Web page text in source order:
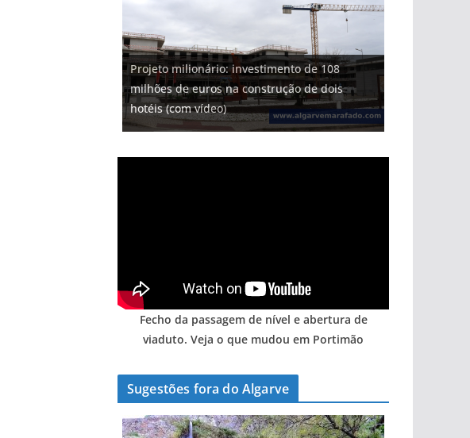
Projeto milionário: investimento de 108
milhões de euros na construção de dois
hotéis (com vídeo)
Tapas do mar a 3 euros cada. Nova rota
gastronómica nasce no Algarve
Milagre da água. Fontes emblemáticas do
Algarve voltam a ter vida (com vídeo)
Tempestades roubam areia de praias e põem
arribas em risco no Algarve (com vídeo)
Foto do dia: uma cidade algarvia que cresceu
entre redes e fábricas
Fecho da passagem de nível e abertura de
viaduto. Veja o que mudou em Portimão
Sugestões fora do Algarve